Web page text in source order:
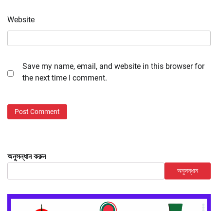
Website
Save my name, email, and website in this browser for
the next time I comment.
অনুসন্ধান করুন
অনুসন্ধান